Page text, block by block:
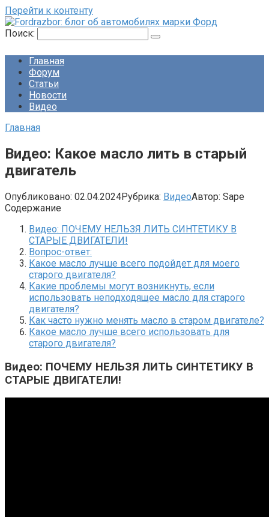
Перейти к контенту
Поиск:
Главная
Форум
Статьи
Новости
Видео
Главная
Видео: Какое масло лить в старый
двигатель
Опубликовано: 02.04.2024Рубрика: ВидеоАвтор: Sape
Содержание
Видео: ПОЧЕМУ НЕЛЬЗЯ ЛИТЬ СИНТЕТИКУ В
СТАРЫЕ ДВИГАТЕЛИ!
Вопрос-ответ:
Какое масло лучше всего подойдет для моего
старого двигателя?
Какие проблемы могут возникнуть, если
использовать неподходящее масло для старого
двигателя?
Как часто нужно менять масло в старом двигателе?
Какое масло лучше всего использовать для
старого двигателя?
Видео: ПОЧЕМУ НЕЛЬЗЯ ЛИТЬ СИНТЕТИКУ В
СТАРЫЕ ДВИГАТЕЛИ!